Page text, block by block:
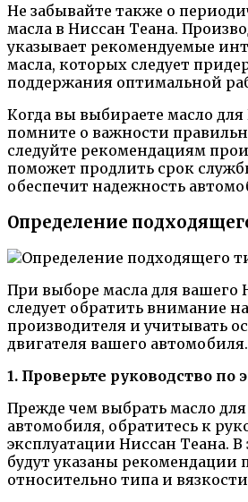
Не забывайте также о
масла в Ниссан Теана.
указывает рекомендуемые
масла, которых следует
поддержания оптимальной
Когда вы выбираете масло
помните о важности
следуйте рекомендациям
поможет продлить срок
обеспечит надежность
Определение
При выборе масла для вашего
следует обратить внимание
производителя и учитывать
двигателя вашего автомобиля.
1. Проверьте руководство по
Прежде чем выбрать масло для
автомобиля, обратитесь к
эксплуатации Ниссан Теана.
будут указаны рекомендации
относительно типа и